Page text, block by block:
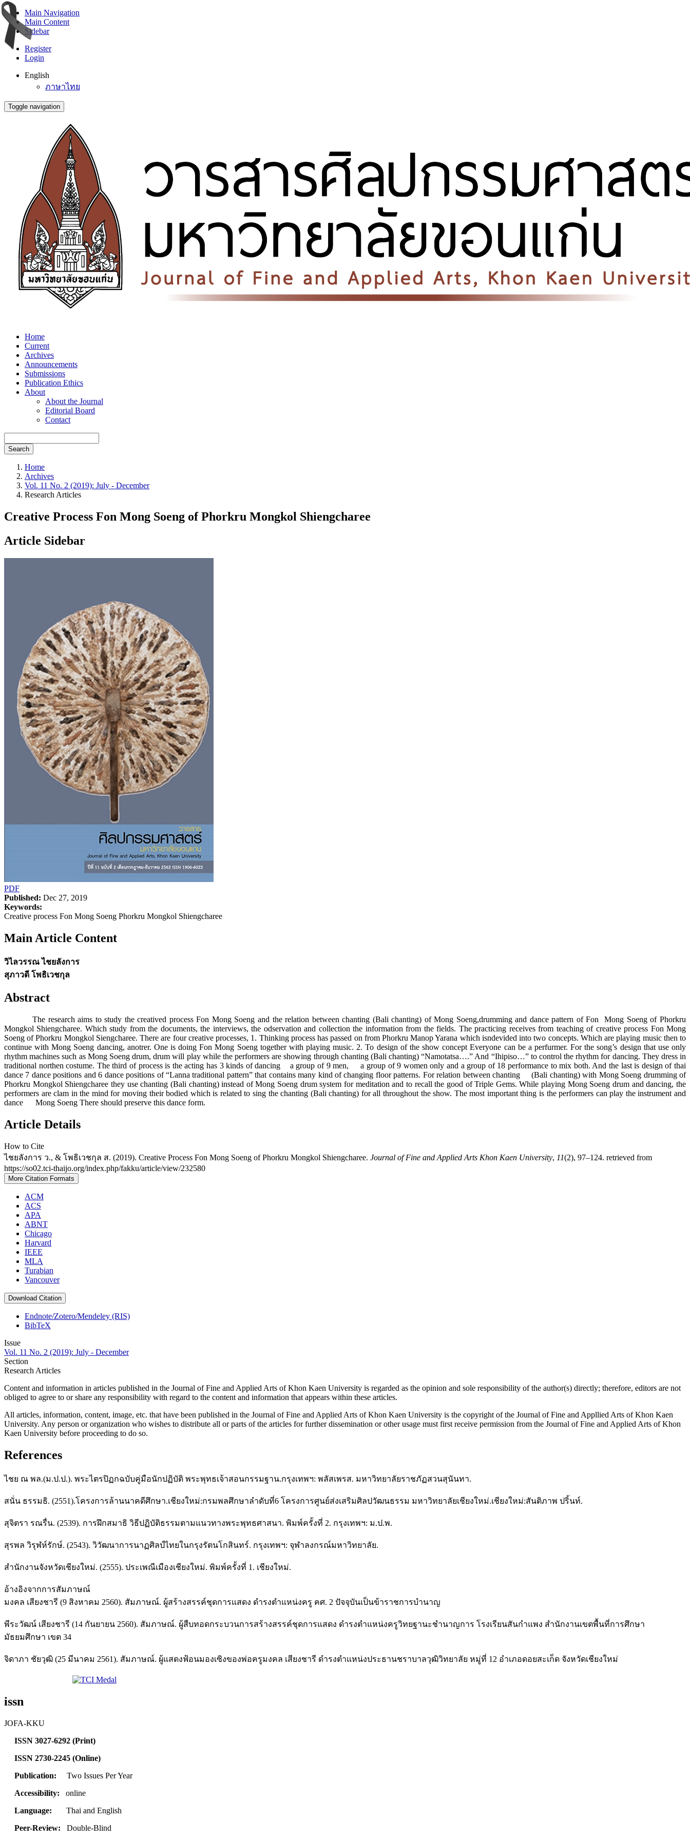
Main Navigation
Main Content
Sidebar
Register
Login
English
ภาษาไทย
Toggle navigation
Home
Current
Archives
Announcements
Submissions
Publication Ethics
About
About the Journal
Editorial Board
Contact
Search
Home
Archives
Vol. 11 No. 2 (2019): July - December
Research Articles
Creative Process Fon Mong Soeng of Phorkru Mongkol Shiengcharee
Article Sidebar
PDF
Published: Dec 27, 2019
Keywords:
Creative process Fon Mong Soeng Phorkru Mongkol Shiengcharee
Main Article Content
วิไลวรรณ ไชยลังการ
สุภาวดี โพธิเวชกุล
Abstract
The research aims to study the creatived process Fon Mong Soeng and the relation between chanting (Bali chanting) of Mong Soeng,drumming and dance pattern of Fon Mong Soeng of Phorkru
Mongkol Shiengcharee. Which study from the documents, the interviews, the odservation and collection the information from the fields. The practicing receives from teaching of creative process Fon Mong
Soeng of Phorkru Mongkol Siengcharee. There are four creative processes, 1. Thinking process has passed on from Phorkru Manop Yarana which isndevided into two concepts. Which are playing music then to
continue with Mong Soeng dancing, anotrer. One is doing Fon Mong Soeng together with playing music. 2. To design of the show concept Everyone can be a perfurmer. For the song’s design that use only
rhythm machines such as Mong Soeng drum, drum will play while the performers are showing through chanting (Bali chanting) “Namotatsa….” And “Ihipiso…” to control the rhythm for dancing. They dress in
traditional northen costume. The third of process is the acting has 3 kinds of dancing a group of 9 men, a group of 9 women only and a group of 18 performance to mix both. And the last is design of thai
dance 7 dance positions and 6 dance positions of “Lanna traditional pattern” that contains many kind of changing floor patterns. For relation between chanting (Bali chanting) with Mong Soeng drumming of
Phorkru Mongkol Shiengcharee they use chanting (Bali chanting) instead of Mong Soeng drum system for meditation and to recall the good of Triple Gems. While playing Mong Soeng drum and dancing, the
performers are clam in the mind for moving their bodied which is related to sing the chanting (Bali chanting) for all throughout the show. The most important thing is the performers can play the instrument and
dance Mong Soeng There should preserve this dance form.
Article Details
How to Cite
ไชยลังการ ว., & โพธิเวชกุล ส. (2019). Creative Process Fon Mong Soeng of Phorkru Mongkol Shiengcharee. Journal of Fine and Applied Arts Khon Kaen University, 11(2), 97–124. retrieved from
https://so02.tci-thaijo.org/index.php/fakku/article/view/232580
More Citation Formats
ACM
ACS
APA
ABNT
Chicago
Harvard
IEEE
MLA
Turabian
Vancouver
Download Citation
Endnote/Zotero/Mendeley (RIS)
BibTeX
Issue
Vol. 11 No. 2 (2019): July - December
Section
Research Articles
Content and information in articles published in the Journal of Fine and Applied Arts of Khon Kaen University is regarded as the opinion and sole responsibility of the author(s) directly; therefore, editors are not
obliged to agree to or share any responsibility with regard to the content and information that appears within these articles.
All articles, information, content, image, etc. that have been published in the Journal of Fine and Applied Arts of Khon Kaen University is the copyright of the Journal of Fine and Appllied Arts of Khon Kaen
University. Any person or organization who wishes to distribute all or parts of the articles for further dissemination or other usage must first receive permission from the Journal of Fine and Applied Arts of Khon
Kaen University before proceeding to do so.
References
ไชย ณ พล.(ม.ป.ป.). พระไตรปิฏกฉบับคู่มือนักปฏิบัติ พระพุทธเจ้าสอนกรรมฐาน.กรุงเทพฯ: พลัสเพรส. มหาวิทยาลัยราชภัฏสวนสุนันทา.
สนั่น ธรรมธิ. (2551).โครงการล้านนาคดีศึกษา.เชียงใหม่:กรมพลศึกษาลำดับที่6 โครงการศูนย์ส่งเสริมศิลปวัฒนธรรม มหาวิทยาลัยเชียงใหม่.เชียงใหม่:สันติภาพ ปริ้นท์.
สุจิตรา รณรื่น. (2539). การฝึกสมาธิ วิธีปฏิบัติธรรมตามแนวทางพระพุทธศาสนา. พิมพ์ครั้งที่ 2. กรุงเทพฯ: ม.ป.พ.
สุรพล วิรุฬห์รักษ์. (2543). วิวัฒนาการนาฏศิลป์ไทยในกรุงรัตนโกสินทร์. กรุงเทพฯ: จุฬาลงกรณ์มหาวิทยาลัย.
สำนักงานจังหวัดเชียงใหม่. (2555). ประเพณีเมืองเชียงใหม่. พิมพ์ครั้งที่ 1. เชียงใหม่.
อ้างอิงจากการสัมภาษณ์
มงคล เสียงชารี (9 สิงหาคม 2560). สัมภาษณ์. ผู้สร้างสรรค์ชุดการแสดง ดำรงตำแหน่งครู คศ. 2 ปัจจุบันเป็นข้าราชการบำนาญ
พีระวัฒน์ เสียงชารี (14 กันยายน 2560). สัมภาษณ์. ผู้สืบทอดกระบวนการสร้างสรรค์ชุดการแสดง ดำรงตำแหน่งครูวิทยฐานะชำนาญการ โรงเรียนสันกำแพง สำนักงานเขตพื้นที่การศึกษา
มัธยมศึกษา เขต 34
จิดาภา ชัยวุฒิ (25 มีนาคม 2561). สัมภาษณ์. ผู้แสดงฟ้อนมองเซิงของพ่อครูมงคล เสียงชารี ดำรงตำแหน่งประธานชราบาลวุฒิวิทยาลัย หมู่ที่ 12 อำเภอดอยสะเก็ด จังหวัดเชียงใหม่
issn
JOFA-KKU
ISSN 3027-6292 (Print)
ISSN 2730-2245 (Online)
Publication:
Two Issues Per Year
Accessibility: online
Language: Thai and English
Peer-Review: Double-Blind